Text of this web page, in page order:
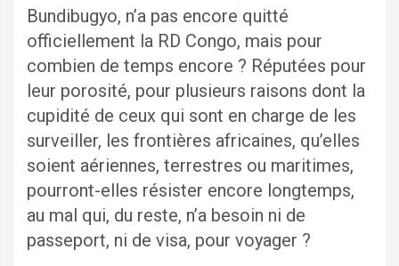
Bundibugyo, n’a pas encore quitté
officiellement la RD Congo, mais pour
combien de temps encore ? Réputées pour
leur porosité, pour plusieurs raisons dont la
cupidité de ceux qui sont en charge de les
surveiller, les frontières africaines, qu’elles
soient aériennes, terrestres ou maritimes,
pourront-elles résister encore longtemps,
au mal qui, du reste, n’a besoin ni de
passeport, ni de visa, pour voyager ?